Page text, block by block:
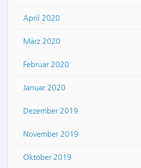
April 2020
März 2020
Februar 2020
Januar 2020
Dezember 2019
November 2019
Oktober 2019